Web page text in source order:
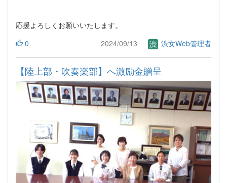
応援よろしくお願いいたします。
0
2024/09/13 渋女Web管理者
【陸上部・吹奏楽部】へ激励金贈呈